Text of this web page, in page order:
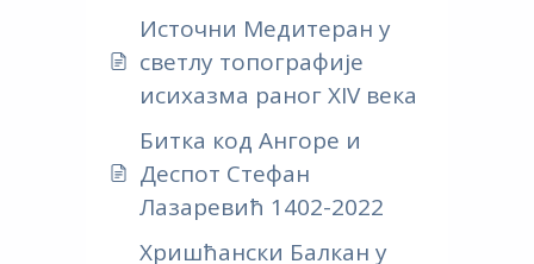
Источни Медитеран у
светлу топографије
исихазма раног XIV века
Битка код Ангоре и
Деспот Стефан
Лазаревић 1402-2022
Хришћански Балкан у